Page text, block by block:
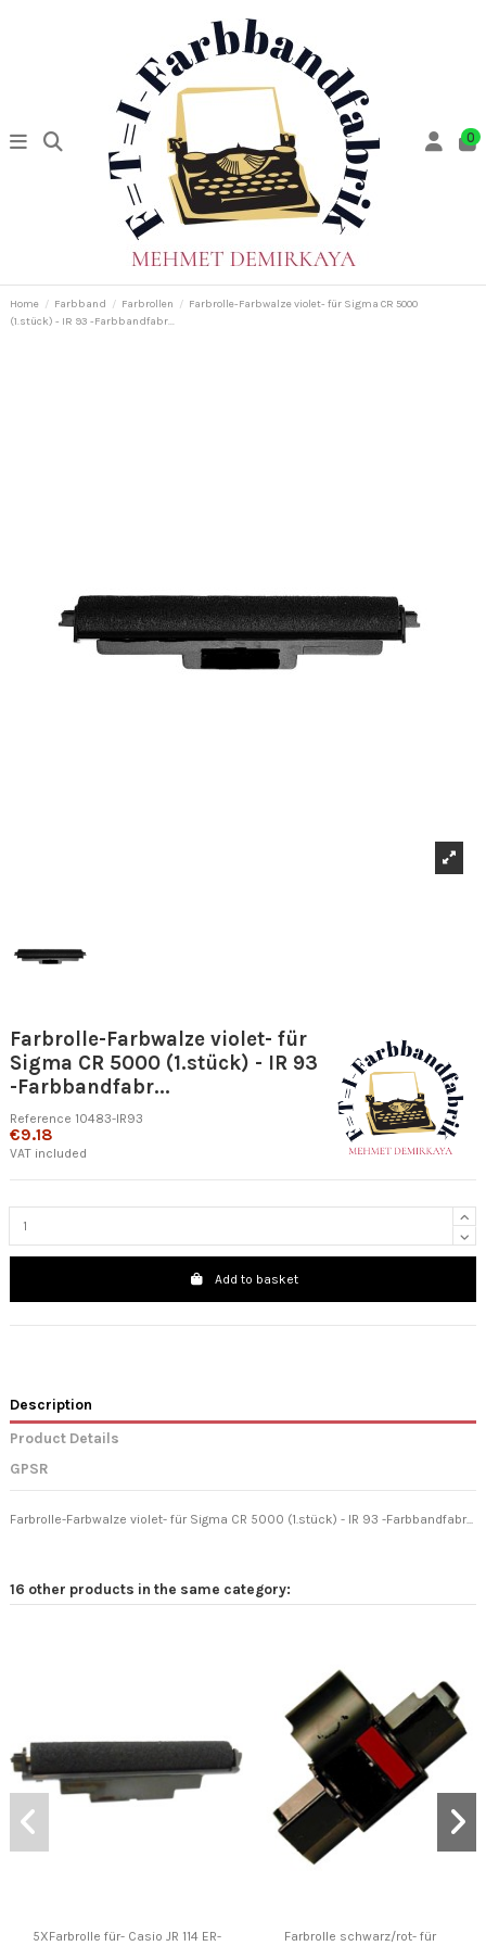
0
Home Farbband Farbrollen
Farbrolle-Farbwalze violet- für Sigma CR 5000
(1.stück) - IR 93 -Farbbandfabr...
Farbrolle-Farbwalze violet- für
Sigma CR 5000 (1.stück) - IR 93
-Farbbandfabr...
Reference 10483-IR93
€9.18
VAT included
Add to basket
Description
Product Details
GPSR
Farbrolle-Farbwalze violet- für Sigma CR 5000 (1.stück) - IR 93 -Farbbandfabr...
16 other products in the same category:
5XFarbrolle für- Casio JR 114 ER-
Farbrolle schwarz/rot- für